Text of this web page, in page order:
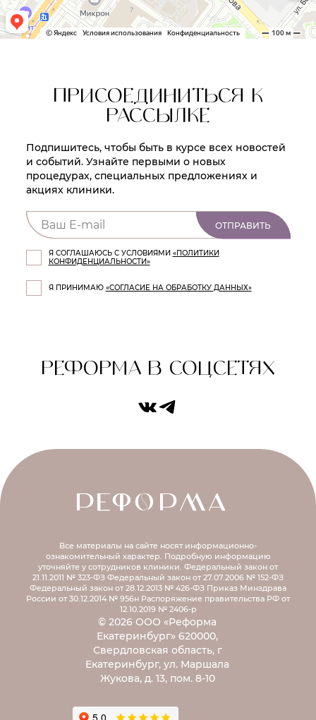
ПРИСОЕДИНИТЬСЯ К
РАССЫЛКЕ
Подпишитесь, чтобы быть в курсе всех новостей
и событий. Узнайте первыми о новых
процедурах, специальных предложениях и
акциях клиники.
ОТПРАВИТЬ
Я СОГЛАШАЮСЬ С УСЛОВИЯМИ «ПОЛИТИКИ
КОНФИДЕНЦИАЛЬНОСТИ»
Я ПРИНИМАЮ «СОГЛАСИЕ НА ОБРАБОТКУ ДАННЫХ»
РЕФОРМА В СОЦСЕТЯХ
Все материалы на сайте носят информационно-
ознакомительный характер. Подробную информацию
уточняйте у сотрудников клиники. Федеральный закон от
21.11.2011 № 323-ФЗ Федеральный закон от 27.07.2006 № 152-ФЗ
Федеральный закон от 28.12.2013 № 426-ФЗ Приказ Минздрава
России от 30.12.2014 № 956н Распоряжение правительства РФ от
12.10.2019 № 2406-р
© 2026 ООО «Реформа
Екатеринбург» 620000,
Свердловская область, г
Екатеринбург, ул. Маршала
Жукова, д. 13, пом. 8-10